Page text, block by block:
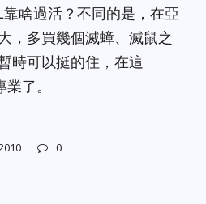
啥過活？不同的是，在亞
，多買幾個滅蟑、滅鼠之
時可以挺的住，在這
了。
0